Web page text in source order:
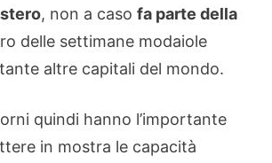
, non a caso fa parte della
delle settimane modaiole
altre capitali del mondo.
quindi hanno l’importante
in mostra le capacità